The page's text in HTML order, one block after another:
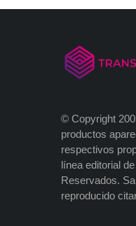
entradas
© Copyright
productos
respectivos
línea editorial
Reservados.
reproducido